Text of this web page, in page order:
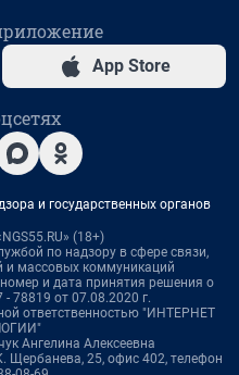
App Store
и государственных органов
(18+)
по надзору в сфере связи,
и массовых коммуникаций
и дата принятия решения о
78819 от 07.08.2020 г.
ответственностью "ИНТЕРНЕТ
Ангелина Алексеевна
Щербанева, 25, офис 402, телефон